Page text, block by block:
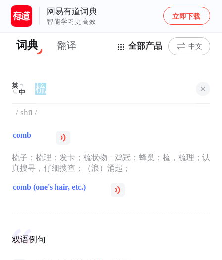
网易有道词典
智能学习更高效
立即下载
词典 翻译 全部产品 中文
英
中
/ shū /
comb
梳子；梳理；发卡；梳状物；鸡冠；蜂巢；梳，梳理；认
真搜寻，仔细搜查；（浪）涌起；
comb (one's hair, etc.)
双语例句